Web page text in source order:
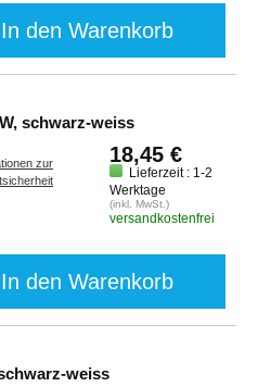
In den Warenkorb
Farbband TZE-FX 251 BK W, schwarz-weiss
zur
18,45 €
Lieferzeit : 1-2
Werktage
(inkl. MwSt.)
versandkostenfrei
In den Warenkorb
TZE-251 BK W, schwarz-weiss